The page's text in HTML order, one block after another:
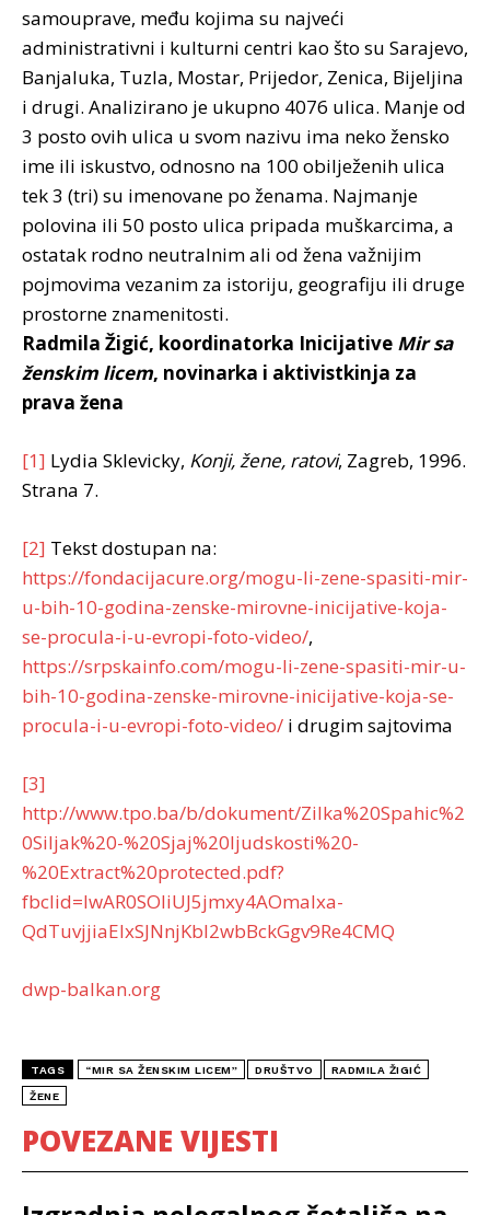
samouprave, među kojima su najveći
administrativni i kulturni centri kao što su Sarajevo,
Banjaluka, Tuzla, Mostar, Prijedor, Zenica, Bijeljina
i drugi. Analizirano je ukupno 4076 ulica. Manje od
3 posto ovih ulica u svom nazivu ima neko žensko
ime ili iskustvo, odnosno na 100 obilježenih ulica
tek 3 (tri) su imenovane po ženama. Najmanje
polovina ili 50 posto ulica pripada muškarcima, a
ostatak rodno neutralnim ali od žena važnijim
pojmovima vezanim za istoriju, geografiju ili druge
prostorne znamenitosti.
Radmila Žigić, koordinatorka Inicijative Mir sa
ženskim licem, novinarka i aktivistkinja za
prava žena
[1] Lydia Sklevicky, Konji, žene, ratovi, Zagreb, 1996.
Strana 7.
[2] Tekst dostupan na:
https://fondacijacure.org/mogu-li-zene-spasiti-mir-
u-bih-10-godina-zenske-mirovne-inicijative-koja-
se-procula-i-u-evropi-foto-video/,
https://srpskainfo.com/mogu-li-zene-spasiti-mir-u-
bih-10-godina-zenske-mirovne-inicijative-koja-se-
procula-i-u-evropi-foto-video/ i drugim sajtovima
[3]
http://www.tpo.ba/b/dokument/Zilka%20Spahic%2
0Siljak%20-%20Sjaj%20ljudskosti%20-
%20Extract%20protected.pdf?
fbclid=IwAR0SOliUJ5jmxy4AOmalxa-
QdTuvjjiaElxSJNnjKbl2wbBckGgv9Re4CMQ
dwp-balkan.org
TAGS “MIR SA ŽENSKIM LICEM” DRUŠTVO RADMILA ŽIGIĆ
ŽENE
POVEZANE VIJESTI